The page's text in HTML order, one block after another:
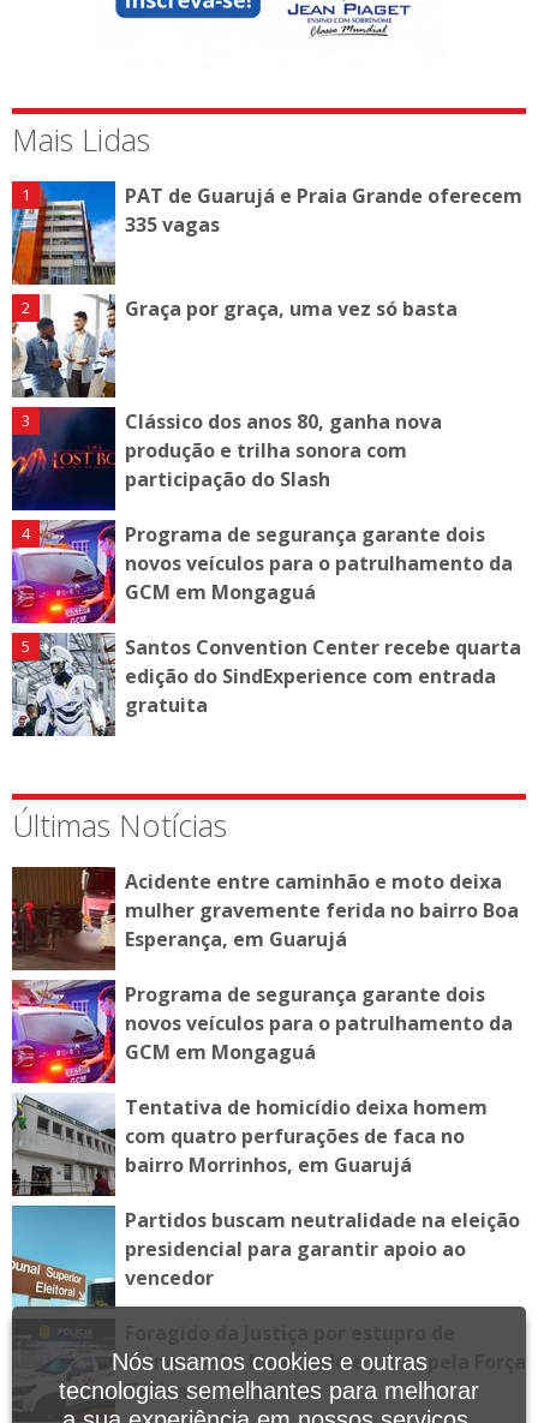
Mais Lidas
PAT de Guarujá e Praia Grande oferecem
335 vagas
Graça por graça, uma vez só basta
Clássico dos anos 80, ganha nova
produção e trilha sonora com
participação do Slash
Programa de segurança garante dois
novos veículos para o patrulhamento da
GCM em Mongaguá
Santos Convention Center recebe quarta
edição do SindExperience com entrada
gratuita
Últimas Notícias
Acidente entre caminhão e moto deixa
mulher gravemente ferida no bairro Boa
Esperança, em Guarujá
Programa de segurança garante dois
novos veículos para o patrulhamento da
GCM em Mongaguá
Tentativa de homicídio deixa homem
com quatro perfurações de faca no
bairro Morrinhos, em Guarujá
Partidos buscam neutralidade na eleição
presidencial para garantir apoio ao
vencedor
vulnerável é localizado e preso pela Força
Tática em Itanhaém
Nós usamos cookies e outras
tecnologias semelhantes para melhorar